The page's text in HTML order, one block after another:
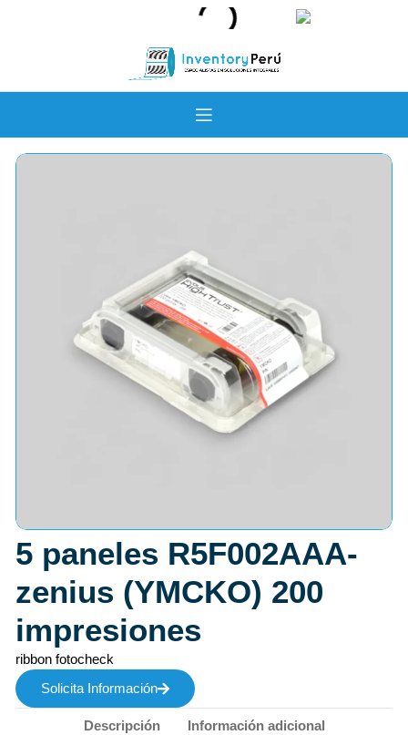
5 paneles R5F002AAA-
zenius (YMCKO) 200
impresiones
ribbon fotocheck
Solicita Información
Descripción Información adicional